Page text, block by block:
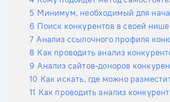
5 Минимум, необходимый для
6 Поиск конкурентов в своей нише
7 Анализ ссылочного профиля
8 Как проводить анализ
9 Анализ сайтов-доноров
10 Как искать, где можно
11 Как проводить анализ